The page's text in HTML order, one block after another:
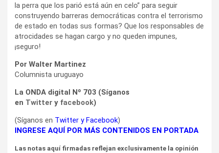
la perra que los parió está aún en celo” para seguir
construyendo barreras democráticas contra el terrorismo
de estado en todas sus formas? Que los responsables de
atrocidades se hagan cargo y no queden impunes,
¡seguro!
Por Walter Martinez
Columnista uruguayo
La ONDA digital Nº 703 (Síganos
en Twitter y facebook)
(Síganos en Twitter yFacebook)
INGRESE AQUÍ POR MÁS CONTENIDOS EN PORTADA
Las notas aquí firmadas reflejan exclusivamente la opinión